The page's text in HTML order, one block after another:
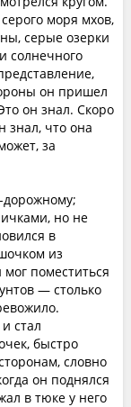
моря мхов,
серые озерки
солнечного
он пришел
он знал. Скоро
знал, что она
за
дорожному;
но не
в
из
поместиться
— столько
стал
быстро
словно
он поднялся
в тюке у него